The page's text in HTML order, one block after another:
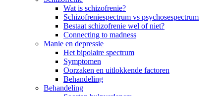
Wat is schizofrenie?
Schizofreniespectrum vs psychosespectrum
Bestaat schizofrenie wel of niet?
Connecting to madness
Manie en depressie
Het bipolaire spectrum
Symptomen
Oorzaken en uitlokkende factoren
Behandeling
Behandeling